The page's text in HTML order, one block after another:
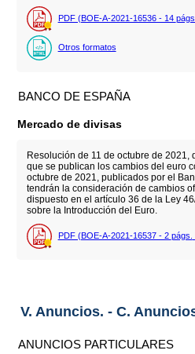
PDF (BOE-A-2021-16536 - 14 págs.
Otros formatos
BANCO DE ESPAÑA
Mercado de divisas
Resolución de 11 de octubre de 2021,
que se publican los cambios del euro
octubre de 2021, publicados por el
tendrán la consideración de cambios
dispuesto en el artículo 36 de la Ley
sobre la Introducción del Euro.
PDF (BOE-A-2021-16537 - 2 págs.
V. Anuncios. - C.
ANUNCIOS PARTICULARES